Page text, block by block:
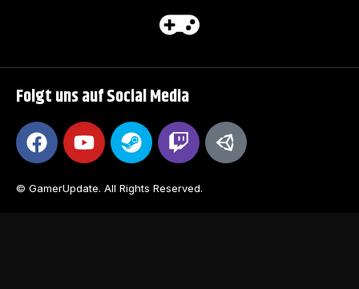
Folgt uns auf Social Media
© GamerUpdate. All Rights Reserved.